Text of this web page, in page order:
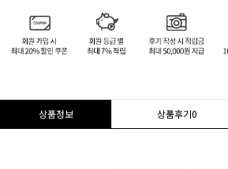
상품정보 상품후기0